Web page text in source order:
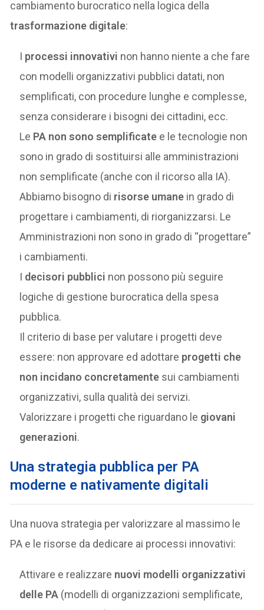
cambiamento burocratico nella logica della
trasformazione digitale:
I processi innovativi non hanno niente a che fare
con modelli organizzativi pubblici datati, non
semplificati, con procedure lunghe e complesse,
senza considerare i bisogni dei cittadini, ecc.
Le PA non sono semplificate e le tecnologie non
sono in grado di sostituirsi alle amministrazioni
non semplificate (anche con il ricorso alla IA).
Abbiamo bisogno di risorse umane in grado di
progettare i cambiamenti, di riorganizzarsi. Le
Amministrazioni non sono in grado di “progettare”
i cambiamenti.
I decisori pubblici non possono più seguire
logiche di gestione burocratica della spesa
pubblica.
Il criterio di base per valutare i progetti deve
essere: non approvare ed adottare progetti che
non incidano concretamente sui cambiamenti
organizzativi, sulla qualità dei servizi.
Valorizzare i progetti che riguardano le giovani
generazioni.
Una strategia pubblica per PA
moderne e nativamente digitali
Una nuova strategia per valorizzare al massimo le
PA e le risorse da dedicare ai processi innovativi:
Attivare e realizzare nuovi modelli organizzativi
delle PA (modelli di organizzazioni semplificate,